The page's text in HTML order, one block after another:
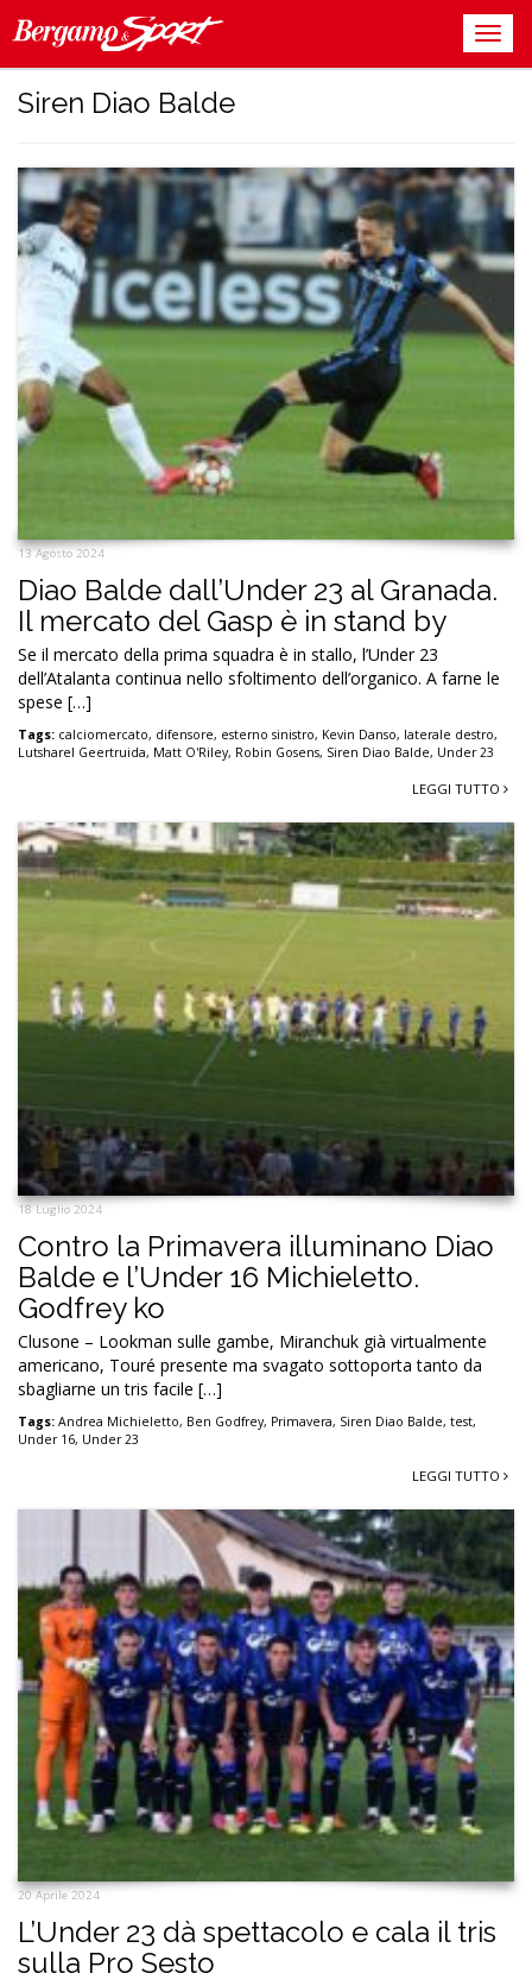
Siren Diao Balde
13 Agosto 2024
Diao Balde dall’Under 23 al Granada.
Il mercato del Gasp è in stand by
Se il mercato della prima squadra è in stallo, l’Under 23
dell’Atalanta continua nello sfoltimento dell’organico. A farne le
spese […]
Tags: calciomercato, difensore, esterno sinistro, Kevin Danso, laterale destro,
Lutsharel Geertruida, Matt O'Riley, Robin Gosens, Siren Diao Balde, Under 23
LEGGI TUTTO
18 Luglio 2024
Contro la Primavera illuminano Diao
Balde e l’Under 16 Michieletto.
Godfrey ko
Clusone – Lookman sulle gambe, Miranchuk già virtualmente
americano, Touré presente ma svagato sottoporta tanto da
sbagliarne un tris facile […]
Tags: Andrea Michieletto, Ben Godfrey, Primavera, Siren Diao Balde, test,
Under 16, Under 23
LEGGI TUTTO
20 Aprile 2024
L’Under 23 dà spettacolo e cala il tris
sulla Pro Sesto